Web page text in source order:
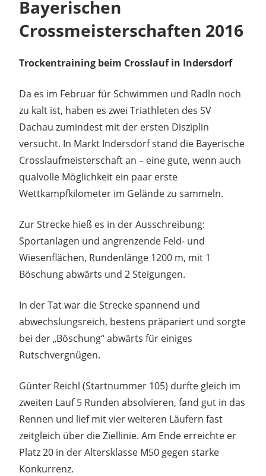
Bayerischen
Crossmeisterschaften 2016
Trockentraining beim Crosslauf in Indersdorf
Da es im Februar für Schwimmen und Radln noch
zu kalt ist, haben es zwei Triathleten des SV
Dachau zumindest mit der ersten Disziplin
versucht. In Markt Indersdorf stand die Bayerische
Crosslaufmeisterschaft an – eine gute, wenn auch
qualvolle Möglichkeit ein paar erste
Wettkampfkilometer im Gelände zu sammeln.
Zur Strecke hieß es in der Ausschreibung:
Sportanlagen und angrenzende Feld- und
Wiesenflächen, Rundenlänge 1200 m, mit 1
Böschung abwärts und 2 Steigungen.
In der Tat war die Strecke spannend und
abwechslungsreich, bestens präpariert und sorgte
bei der „Böschung“ abwärts für einiges
Rutschvergnügen.
Günter Reichl (Startnummer 105) durfte gleich im
zweiten Lauf 5 Runden absolvieren, fand gut in das
Rennen und lief mit vier weiteren Läufern fast
zeitgleich über die Ziellinie. Am Ende erreichte er
Platz 20 in der Altersklasse M50 gegen starke
Konkurrenz.